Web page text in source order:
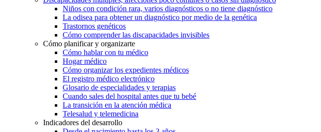
Niños con condición rara, varios diagnósticos o no tiene diagnóstico
La odisea para obtener un diagnóstico por medio de la genética
Trastornos genéticos
Cómo comprender las discapacidades invisibles
Cómo planificar y organizarte
Cómo hablar con tu médico
Hogar médico
Cómo organizar los expedientes médicos
El registro médico electrónico
Glosario de especialidades y terapias
Cuando sales del hospital antes que tu bebé
La transición en la atención médica
Telesalud y telemedicina
Indicadores del desarrollo